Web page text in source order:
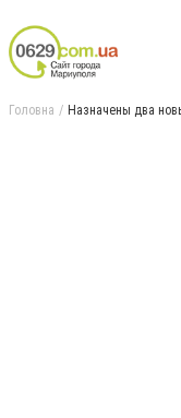
Головна Назначены два